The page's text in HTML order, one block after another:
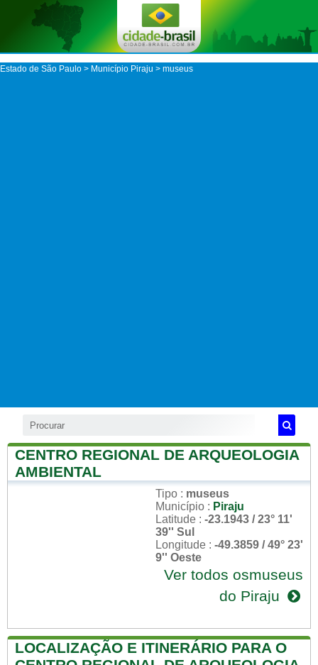
Estado de São Paulo > Município Piraju > museus
CENTRO REGIONAL DE ARQUEOLOGIA
AMBIENTAL
Tipo : museus
Município : Piraju
Latitude : -23.1943 / 23° 11'
39'' Sul
Longitude : -49.3859 / 49° 23'
9'' Oeste
Ver todos osmuseus
do Piraju
LOCALIZAÇÃO E ITINERÁRIO PARA O